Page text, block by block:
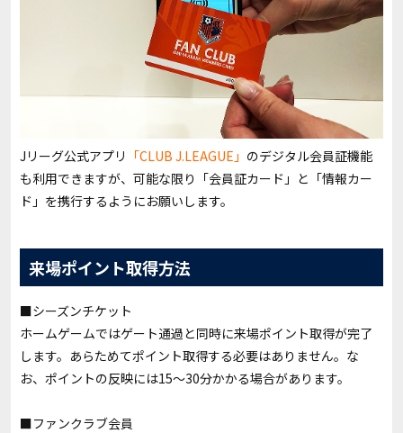
Jリーグ公式アプリ 「CLUB J.LEAGUE」 のデジタル会員証機能
も利用できますが、可能な限り「会員証カード」と「情報カー
ド」を携行するようにお願いします。
来場ポイント取得方法
■シーズンチケット
ホームゲームではゲート通過と同時に来場ポイント取得が完了
します。あらためてポイント取得する必要はありません。な
お、ポイントの反映には15〜30分かかる場合があります。
■ファンクラブ会員